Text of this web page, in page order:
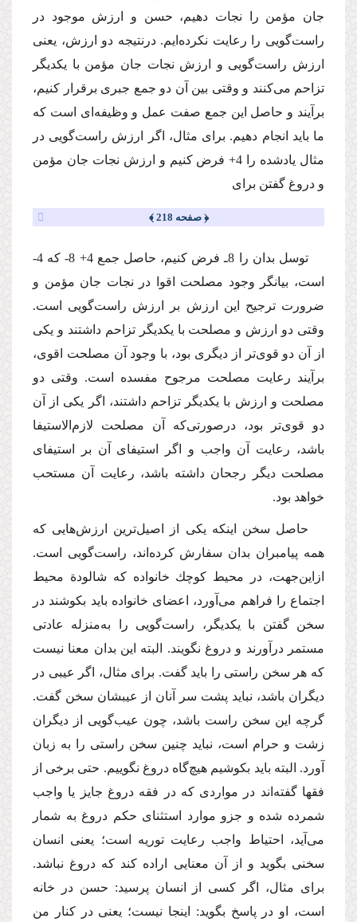
جان مؤمن را نجات دهیم، حسن و ارزش موجود در
راست‌گویی را رعایت نكرده‌ایم. درنتیجه دو ارزش، یعنی
ارزش راست‌گویی و ارزش نجات جان مؤمن با یكدیگر
تزاحم می‌كنند و وقتی بین آن دو جمع جبری برقرار كنیم،
برآیند و حاصل این جمع صفت عمل و وظیفه‌ای است كه
ما باید انجام دهیم. برای مثال، اگر ارزش راست‌گویی در
مثال یاد‌شده را 4+ فرض كنیم و ارزش نجات جان مؤمن
و دروغ گفتن برای
﴿ صفحه 218 ﴾
توسل بدان را 8ـ فرض كنیم، حاصل جمع 4+ 8- كه 4-
است، بیانگر وجود مصلحت اقوا در نجات جان مؤمن و
ضرورت ترجیح این ارزش بر ارزش راست‌گویی است.
وقتی دو ارزش و مصلحت با یكدیگر تزاحم داشتند و یكی
از آن دو قوی‌تر از دیگری بود، با وجود آن مصلحت اقوی،
برآیند رعایت مصلحت مرجوح مفسده است. وقتی دو
مصلحت و ارزش با یكدیگر تزاحم داشتند، اگر یكی از آن
دو قوی‌تر بود، درصورتی‌كه آن مصلحت لازم‌الاستیفا
باشد، رعایت آن واجب و اگر استیفای آن بر استیفای
مصلحت دیگر رجحان داشته باشد، رعایت آن مستحب
خواهد بود.
حاصل سخن اینكه یكی از اصیل‌ترین ارزش‌هایی كه
همه پیامبران بدان سفارش كرده‌اند، راست‌گویی است.
ازاین‌جهت، در محیط كوچك خانواده كه شالودة محیط
اجتماع را فراهم می‌آورد،‌ اعضای خانواده باید بكوشند در
سخن گفتن با یكدیگر، راست‌گویی را به‌منزله عادتی
مستمر درآورند و دروغ نگویند. البته این بدان معنا نیست
كه هر سخن راستی را باید گفت. برای مثال، اگر عیبی در
دیگران باشد، نباید پشت سر آنان از عیبشان سخن گفت.
گرچه این سخن راست باشد، چون عیب‌گویی از دیگران
زشت و حرام است، نباید چنین سخن راستی را به زبان
آورد. البته باید بكوشیم هیچ‌گاه دروغ نگوییم. حتی برخی از
فقها گفته‌اند در مواردی كه در فقه دروغ جایز یا واجب
شمرده شده و جزو موارد استثنای حكم دروغ به شمار
می‌آید، احتیاط واجب رعایت توریه است؛ یعنی انسان
سخنی بگوید و از آن معنایی اراده كند كه دروغ نباشد.
برای مثال، اگر كسی از انسان پرسید: حسن در خانه
است، او در پاسخ بگوید: اینجا نیست؛ یعنی در كنار من